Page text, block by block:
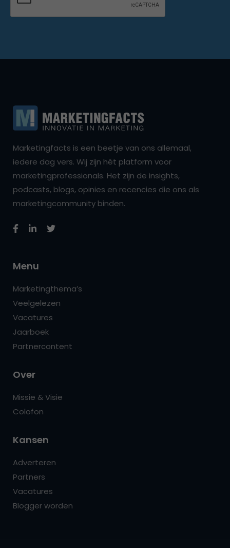
Marketingfacts is een beetje van ons allemaal,
iedere dag vers. Wij zijn hét platform voor
marketingprofessionals. Het zijn de insights,
podcasts, blogs, opinies en recencies die ons als
marketingcommunity binden.
Menu
Marketingthema’s
Veelgelezen
Vacatures
Jaarboek
Partnercontent
Over
Missie & Visie
Colofon
Kansen
Adverteren
Partners
Vacatures
Blogger worden